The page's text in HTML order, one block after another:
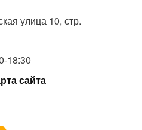
улица 10, стр.
18:30
сайта